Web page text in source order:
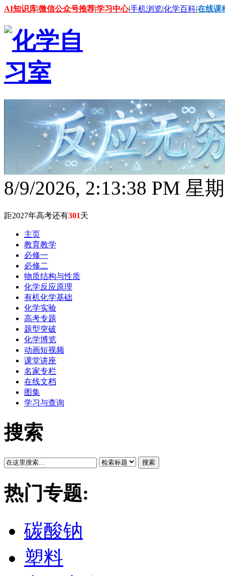
AI知识库|微信公众号推荐|学习中心|手机浏览|化学百科|在线课
8/9/2026, 2:13:38 PM 星
距2027年高考还有301天
主页
教育教学
必修一
必修二
物质结构与性质
化学反应原理
有机化学基础
化学实验
高考专题
题型突破
化学博览
动画短视频
课堂讲座
名家专栏
在线文档
图集
学习与查询
搜索
搜索
热门专题:
碳酸钠
塑料